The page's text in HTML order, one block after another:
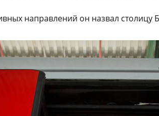
направлений он назвал столицу